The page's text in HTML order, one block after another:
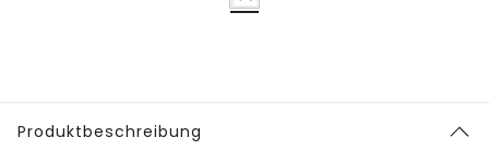
Produktbeschreibung